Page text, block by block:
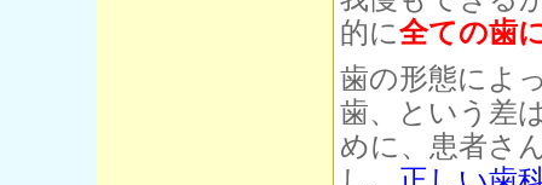
的に全ての歯
歯の形態によ
歯、という差
めに、患者さ